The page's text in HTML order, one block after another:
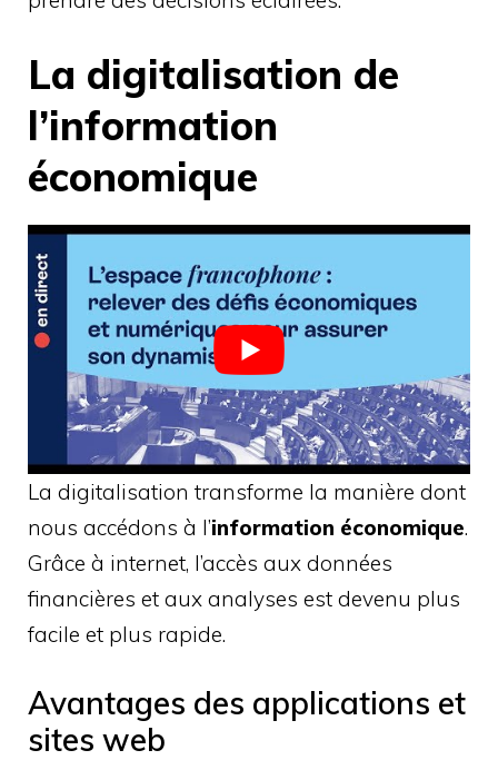
La digitalisation de
l’information
économique
La digitalisation transforme la manière dont
nous accédons à l’information économique.
Grâce à internet, l’accès aux données
financières et aux analyses est devenu plus
facile et plus rapide.
Avantages des applications et
sites web